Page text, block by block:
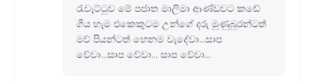
රැවැට්ටුව මේ පජාත මාලිමා ආණ්ඩවට කඩේ
ගිය හැම එකෙකුටම උන්ගේ දරු මුණුබුරන්ටත්
මව් පියන්ටත් හෙනම වැදේවා...සාප
වේවා...සාප‌ වේවා... සාප වේවා...